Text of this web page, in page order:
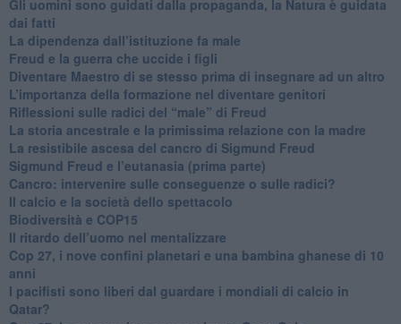
​Gli uomini sono guidati dalla propaganda, la Natura è guidata
dai fatti
La dipendenza dall’istituzione fa male
​Freud e la guerra che uccide i figli
​Diventare Maestro di se stesso prima di insegnare ad un altro
L’importanza della formazione nel diventare genitori
Riflessioni sulle radici del “male” di Freud
​La storia ancestrale e la primissima relazione con la madre
​La resistibile ascesa del cancro di Sigmund Freud
Sigmund Freud e l’eutanasia (prima parte)
Cancro: intervenire sulle conseguenze o sulle radici?
​Il calcio e la società dello spettacolo
Biodiversità e COP15
​Il ritardo dell’uomo nel mentalizzare
​Cop 27, i nove confini planetari e una bambina ghanese di 10
anni
​I pacifisti sono liberi dal guardare i mondiali di calcio in
Qatar?